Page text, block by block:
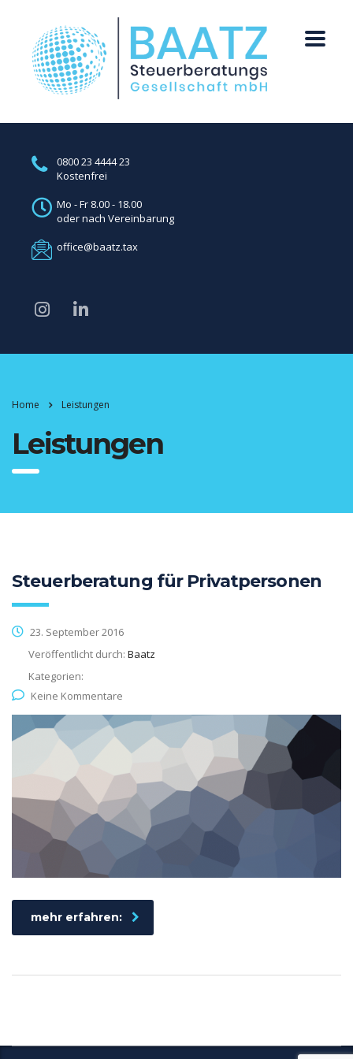
0800 23 4444 23
Kostenfrei
Mo - Fr 8.00 - 18.00
oder nach Vereinbarung
office@baatz.tax
Home Leistungen
Leistungen
Steuerberatung für Privatpersonen
23. September 2016
Veröffentlicht durch: Baatz
Kategorien:
Keine Kommentare
mehr erfahren: